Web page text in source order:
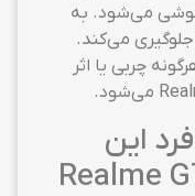
می‌شود. به
می‌کند.
چربی یا اثر
این